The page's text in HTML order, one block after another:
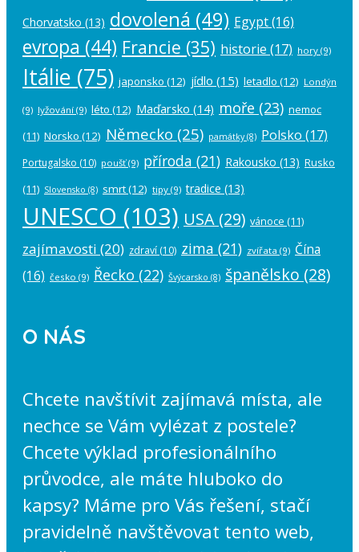
Chorvatsko (13) dovolená (49) Egypt(16)
evropa (44) Francie (35) historie (17) hory (9)
Itálie (75) japonsko (12) jídlo (15) letadlo (12) Londýn
(9) lyžování (9) léto (12) Maďarsko (14) moře (23) nemoc
(11) Norsko (12) Německo (25) památky(8) Polsko (17)
Portugalsko (10) poušť(9) příroda (21) Rakousko (13) Rusko
(11) Slovensko (8) smrt(12) tipy (9) tradice (13)
UNESCO (103) USA (29) vánoce (11)
zajímavosti (20) zdraví (10) zima (21) zvířata (9) Čína
(16) česko (9) Řecko (22) Švýcarsko (8) španělsko (28)
O NÁS
Chcete navštívit zajímavá místa, ale
nechce se Vám vylézat z postele?
Chcete výklad profesionálního
průvodce, ale máte hluboko do
kapsy? Máme pro Vás řešení, stačí
pravidelně navštěvovat tento web,